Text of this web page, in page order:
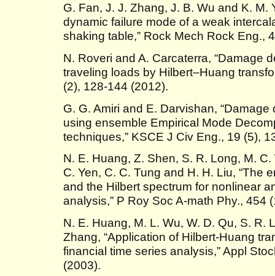
G. Fan, J. J. Zhang, J. B. Wu and K. M.
dynamic failure mode of a weak
shaking table,” Rock Mech Rock Eng.,
N. Roveri and A. Carcaterra, “Damage
traveling loads by Hilbert–Huang
(2), 128-144 (2012).
G. G. Amiri and E. Darvishan,
using ensemble Empirical Mode
techniques,” KSCE J Civ Eng., 19 (5),
N. E. Huang, Z. Shen, S. R. Long, M.
C. Yen, C. C. Tung and H. H. Liu, “The
and the Hilbert spectrum for nonlinear
analysis,” P Roy Soc A-math Phy., 454
N. E. Huang, M. L. Wu, W. D. Qu, S. R.
Zhang, “Application of Hilbert-Huang
financial time series analysis,” Appl
(2003).